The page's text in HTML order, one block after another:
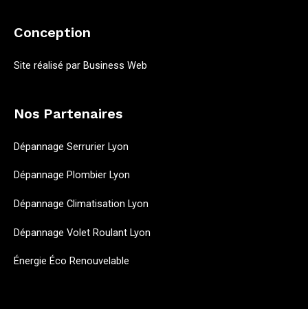
Conception
Site réalisé par Business Web
Nos Partenaires
Dépannage Serrurier Lyon
Dépannage Plombier Lyon
Dépannage Climatisation Lyon
Dépannage Volet Roulant Lyon
Énergie Éco Renouvelable